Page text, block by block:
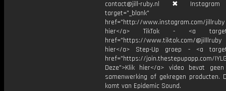
contact@jill-ruby.nl ✖
target="_blank"
href="http://www.instagram.com/
hier</a> TikTok - <a
href="https://www.tiktok.com/
hier</a> Step-Up groep - <a
href="https://join.thestepupapp.com/
Deze">Klik hier</a> video bevat
samenwerking of gekregen producten.
komt van Epidemic Sound.